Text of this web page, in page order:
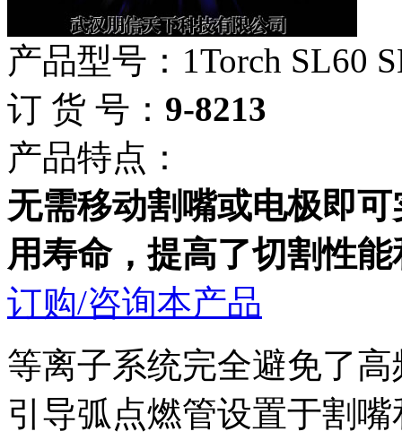
产品型号：1Torch SL60
订 货 号： 9-8213
产品特点：
无需移动割嘴或电极即
用寿命，提高了切割性
订购/咨询本产品
等离子系统完全避免了
引导弧点燃管设置于割